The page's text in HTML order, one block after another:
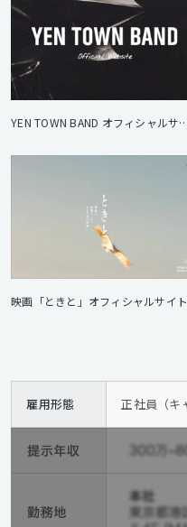
YEN TOWN BAND オフィシャルサイト
映画「ときと」オフィシャルサイト
雇用形態 正社員（キ